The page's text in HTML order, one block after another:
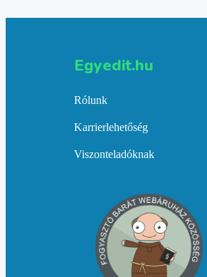
Egyedit.hu
Rólunk
Karrierlehetőség
Viszonteladóknak